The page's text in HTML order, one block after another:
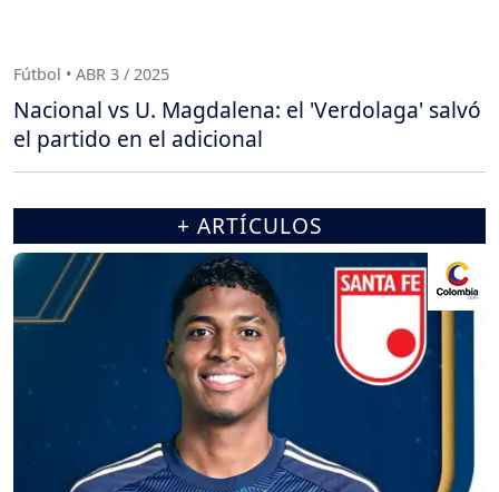
Fútbol • ABR 3 / 2025
Nacional vs U. Magdalena: el 'Verdolaga' salvó
el partido en el adicional
+ ARTÍCULOS